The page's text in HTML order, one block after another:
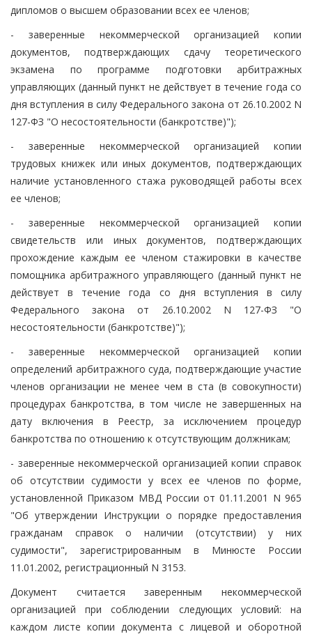
дипломов о высшем образовании всех ее членов;
- заверенные некоммерческой организацией копии
документов, подтверждающих сдачу теоретического
экзамена по программе подготовки арбитражных
управляющих (данный пункт не действует в течение года со
дня вступления в силу Федерального закона от 26.10.2002 N
127-ФЗ "О несостоятельности (банкротстве)");
- заверенные некоммерческой организацией копии
трудовых книжек или иных документов, подтверждающих
наличие установленного стажа руководящей работы всех
ее членов;
- заверенные некоммерческой организацией копии
свидетельств или иных документов, подтверждающих
прохождение каждым ее членом стажировки в качестве
помощника арбитражного управляющего (данный пункт не
действует в течение года со дня вступления в силу
Федерального закона от 26.10.2002 N 127-ФЗ "О
несостоятельности (банкротстве)");
- заверенные некоммерческой организацией копии
определений арбитражного суда, подтверждающие участие
членов организации не менее чем в ста (в совокупности)
процедурах банкротства, в том числе не завершенных на
дату включения в Реестр, за исключением процедур
банкротства по отношению к отсутствующим должникам;
- заверенные некоммерческой организацией копии справок
об отсутствии судимости у всех ее членов по форме,
установленной Приказом МВД России от 01.11.2001 N 965
"Об утверждении Инструкции о порядке предоставления
гражданам справок о наличии (отсутствии) у них
судимости", зарегистрированным в Минюсте России
11.01.2002, регистрационный N 3153.
Документ считается заверенным некоммерческой
организацией при соблюдении следующих условий: на
каждом листе копии документа с лицевой и оборотной